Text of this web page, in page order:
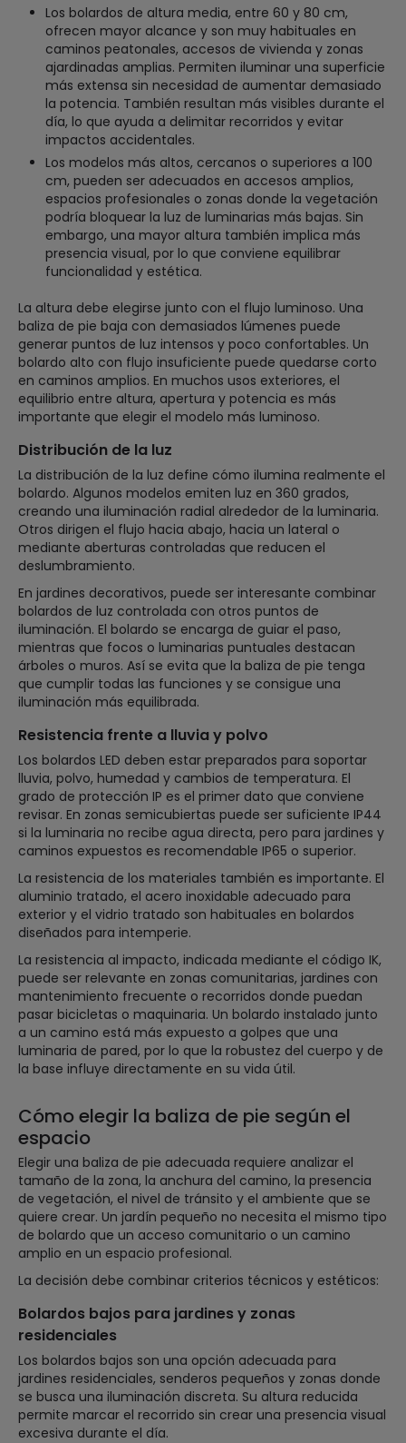
Los bolardos de altura media, entre 60 y 80 cm,
ofrecen mayor alcance y son muy habituales en
caminos peatonales, accesos de vivienda y zonas
ajardinadas amplias. Permiten iluminar una superficie
más extensa sin necesidad de aumentar demasiado
la potencia. También resultan más visibles durante el
día, lo que ayuda a delimitar recorridos y evitar
impactos accidentales.
Los modelos más altos, cercanos o superiores a 100
cm, pueden ser adecuados en accesos amplios,
espacios profesionales o zonas donde la vegetación
podría bloquear la luz de luminarias más bajas. Sin
embargo, una mayor altura también implica más
presencia visual, por lo que conviene equilibrar
funcionalidad y estética.
La altura debe elegirse junto con el flujo luminoso. Una
baliza de pie baja con demasiados lúmenes puede
generar puntos de luz intensos y poco confortables. Un
bolardo alto con flujo insuficiente puede quedarse corto
en caminos amplios. En muchos usos exteriores, el
equilibrio entre altura, apertura y potencia es más
importante que elegir el modelo más luminoso.
Distribución de la luz
La distribución de la luz define cómo ilumina realmente el
bolardo. Algunos modelos emiten luz en 360 grados,
creando una iluminación radial alrededor de la luminaria.
Otros dirigen el flujo hacia abajo, hacia un lateral o
mediante aberturas controladas que reducen el
deslumbramiento.
En jardines decorativos, puede ser interesante combinar
bolardos de luz controlada con otros puntos de
iluminación. El bolardo se encarga de guiar el paso,
mientras que focos o luminarias puntuales destacan
árboles o muros. Así se evita que la baliza de pie tenga
que cumplir todas las funciones y se consigue una
iluminación más equilibrada.
Resistencia frente a lluvia y polvo
Los bolardos LED deben estar preparados para soportar
lluvia, polvo, humedad y cambios de temperatura. El
grado de protección IP es el primer dato que conviene
revisar. En zonas semicubiertas puede ser suficiente IP44
si la luminaria no recibe agua directa, pero para jardines y
caminos expuestos es recomendable IP65 o superior.
La resistencia de los materiales también es importante. El
aluminio tratado, el acero inoxidable adecuado para
exterior y el vidrio tratado son habituales en bolardos
diseñados para intemperie.
La resistencia al impacto, indicada mediante el código IK,
puede ser relevante en zonas comunitarias, jardines con
mantenimiento frecuente o recorridos donde puedan
pasar bicicletas o maquinaria. Un bolardo instalado junto
a un camino está más expuesto a golpes que una
luminaria de pared, por lo que la robustez del cuerpo y de
la base influye directamente en su vida útil.
Cómo elegir la baliza de pie según el
espacio
Elegir una baliza de pie adecuada requiere analizar el
tamaño de la zona, la anchura del camino, la presencia
de vegetación, el nivel de tránsito y el ambiente que se
quiere crear. Un jardín pequeño no necesita el mismo tipo
de bolardo que un acceso comunitario o un camino
amplio en un espacio profesional.
La decisión debe combinar criterios técnicos y estéticos:
Bolardos bajos para jardines y zonas
residenciales
Los bolardos bajos son una opción adecuada para
jardines residenciales, senderos pequeños y zonas donde
se busca una iluminación discreta. Su altura reducida
permite marcar el recorrido sin crear una presencia visual
excesiva durante el día.